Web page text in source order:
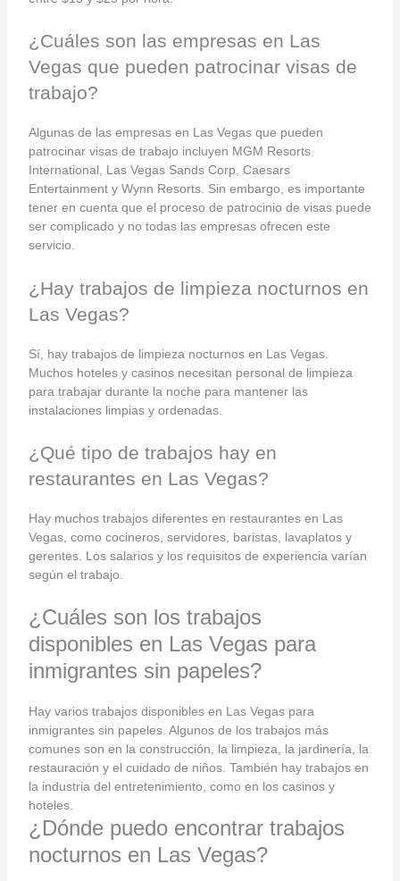
¿Cuáles son las empresas en Las
Vegas que pueden patrocinar visas de
trabajo?
Algunas de las empresas en Las Vegas que pueden
patrocinar visas de trabajo incluyen MGM Resorts
International, Las Vegas Sands Corp, Caesars
Entertainment y Wynn Resorts. Sin embargo, es importante
tener en cuenta que el proceso de patrocinio de visas puede
ser complicado y no todas las empresas ofrecen este
servicio.
¿Hay trabajos de limpieza nocturnos en
Las Vegas?
Sí, hay trabajos de limpieza nocturnos en Las Vegas.
Muchos hoteles y casinos necesitan personal de limpieza
para trabajar durante la noche para mantener las
instalaciones limpias y ordenadas.
¿Qué tipo de trabajos hay en
restaurantes en Las Vegas?
Hay muchos trabajos diferentes en restaurantes en Las
Vegas, como cocineros, servidores, baristas, lavaplatos y
gerentes. Los salarios y los requisitos de experiencia varían
según el trabajo.
¿Cuáles son los trabajos
disponibles en Las Vegas para
inmigrantes sin papeles?
Hay varios trabajos disponibles en Las Vegas para
inmigrantes sin papeles. Algunos de los trabajos más
comunes son en la construcción, la limpieza, la jardinería, la
restauración y el cuidado de niños. También hay trabajos en
la industria del entretenimiento, como en los casinos y
hoteles.
¿Dónde puedo encontrar trabajos
nocturnos en Las Vegas?